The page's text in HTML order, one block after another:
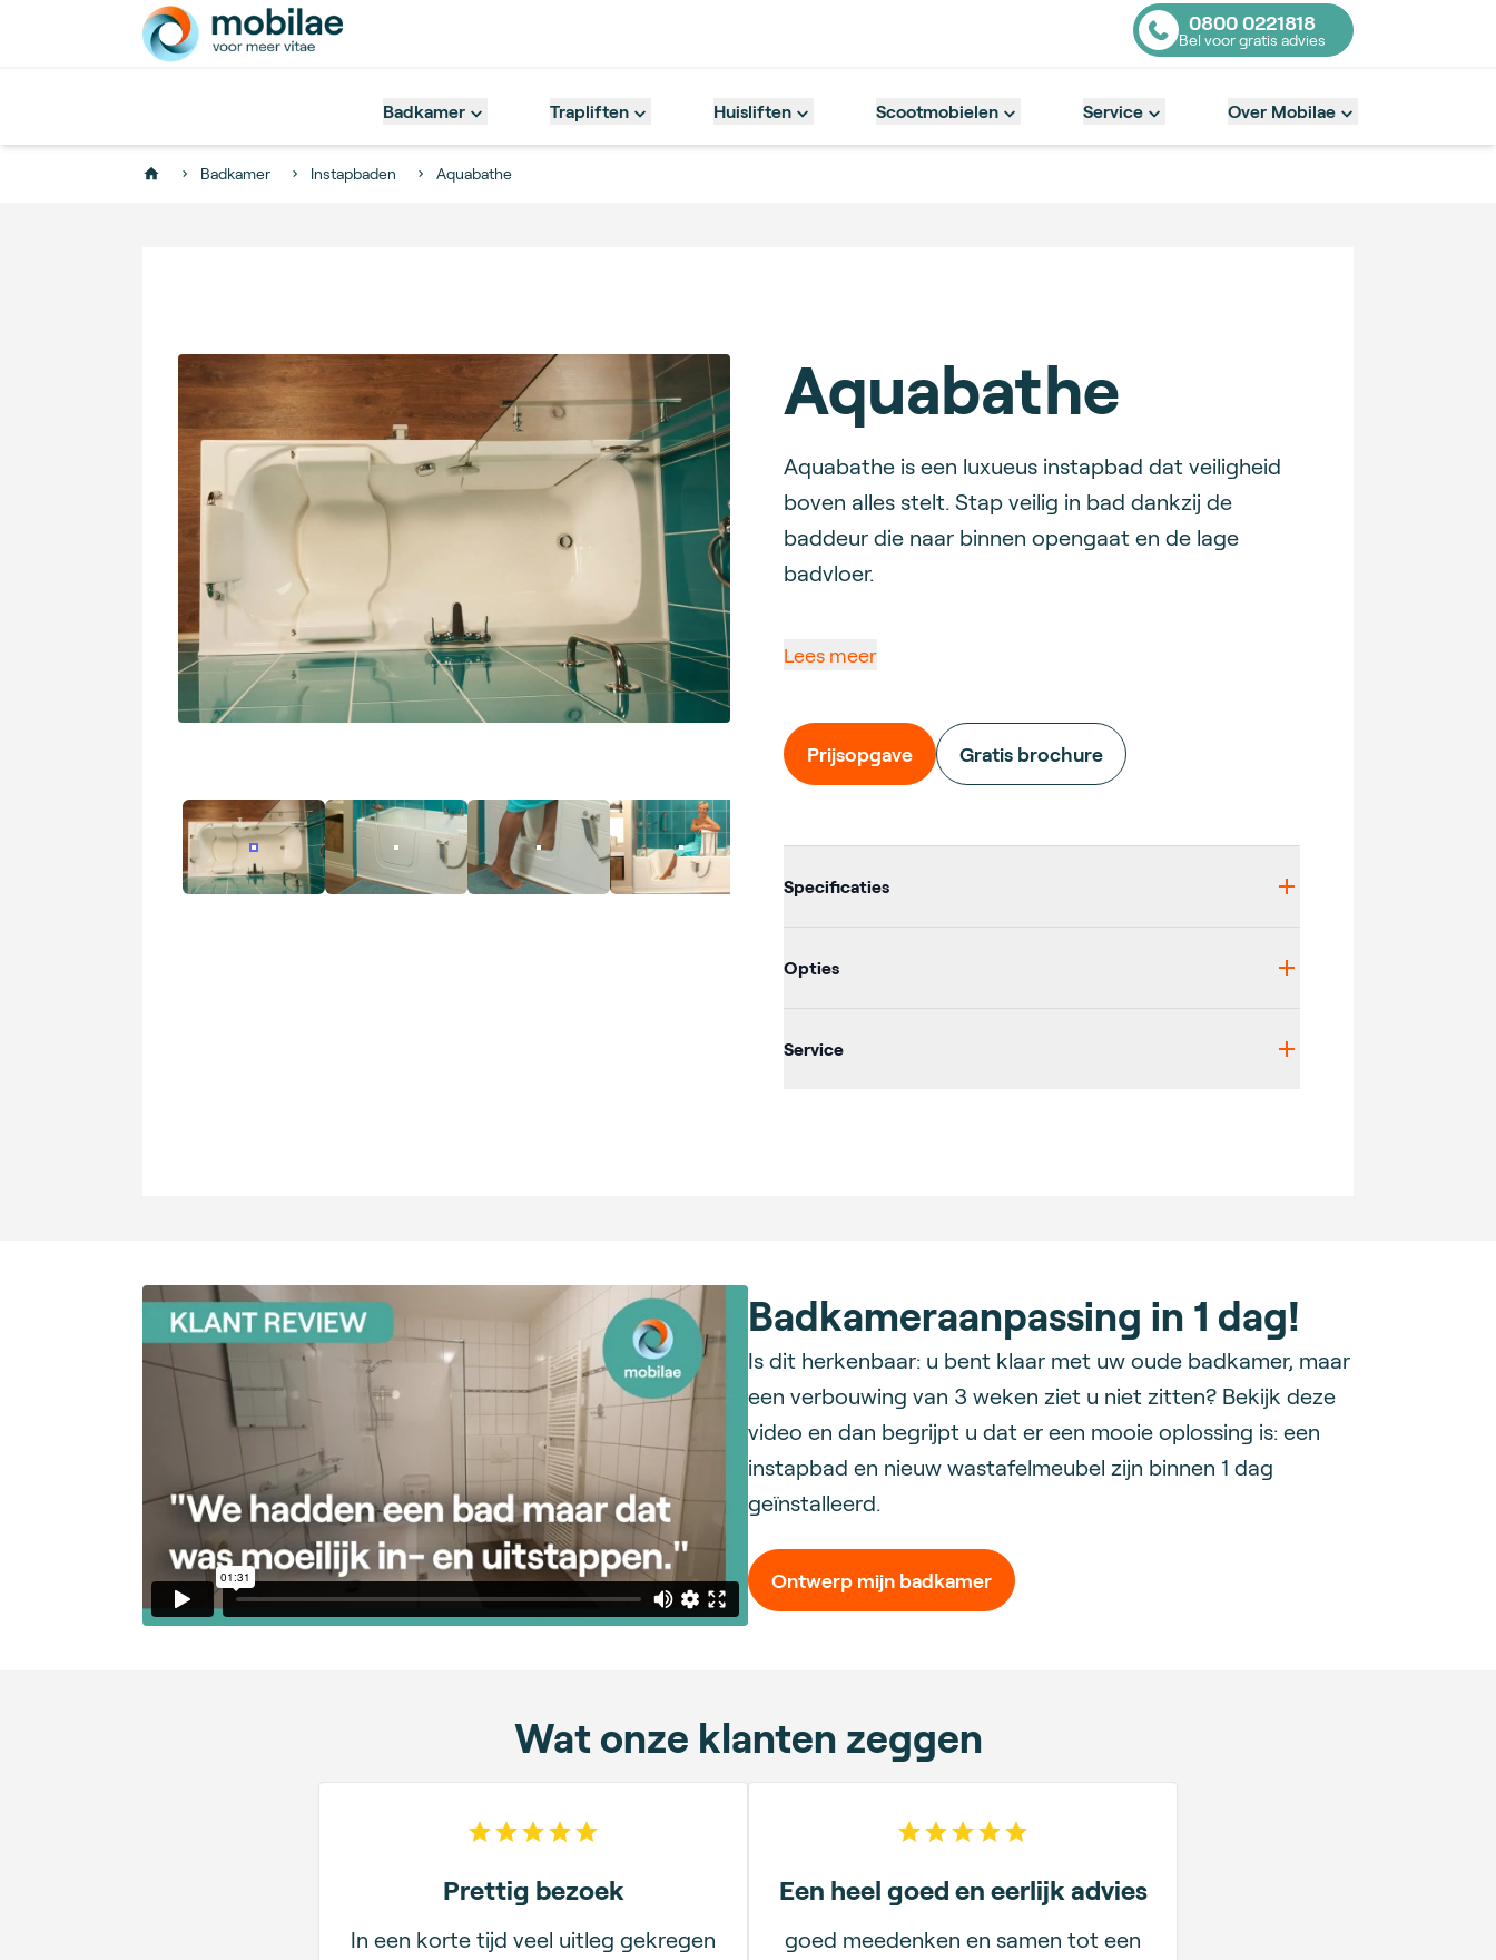
Contact number
0800 0221818
Bel voor gratis advies
Badkamer Trapliften Huisliften Scootmobielen Service Over Mobilae
Home Badkamer Instapbaden Aquabathe
Aquabathe
Description
Aquabathe is een luxueus instapbad dat veiligheid
boven alles stelt. Stap veilig in bad dankzij de
baddeur die naar binnen opengaat en de lage
badvloer.
Lees meer
Prijsopgave Gratis brochure
Specificaties
Opties
Service
Badkameraanpassing in 1 dag!
Is dit herkenbaar: u bent klaar met uw oude badkamer, maar
een verbouwing van 3 weken ziet u niet zitten? Bekijk deze
video en dan begrijpt u dat er een mooie oplossing is: een
instapbad en nieuw wastafelmeubel zijn binnen 1 dag
geïnstalleerd.
Ontwerp mijn badkamer
Wat onze klanten zeggen
5 out of 5 stars
Prettig bezoek
In een korte tijd veel uitleg gekregen
5 out of 5 stars
Een heel goed en eerlijk advies
goed meedenken en samen tot een